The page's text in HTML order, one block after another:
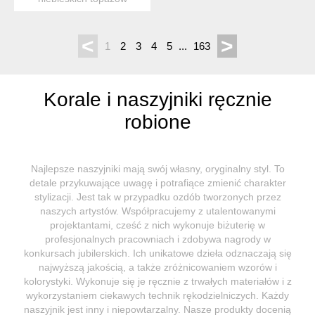
< 1 2 3 4 5 ... 163 >
Korale i naszyjniki ręcznie
robione
Najlepsze naszyjniki mają swój własny, oryginalny styl. To
detale przykuwające uwagę i potrafiące zmienić charakter
stylizacji. Jest tak w przypadku ozdób tworzonych przez
naszych artystów. Współpracujemy z utalentowanymi
projektantami, cześć z nich wykonuje biżuterię w
profesjonalnych pracowniach i zdobywa nagrody w
konkursach jubilerskich. Ich unikatowe dzieła odznaczają się
najwyższą jakością, a także zróżnicowaniem wzorów i
kolorystyki. Wykonuje się je ręcznie z trwałych materiałów i z
wykorzystaniem ciekawych technik rękodzielniczych. Każdy
naszyjnik jest inny i niepowtarzalny. Nasze produkty docenią